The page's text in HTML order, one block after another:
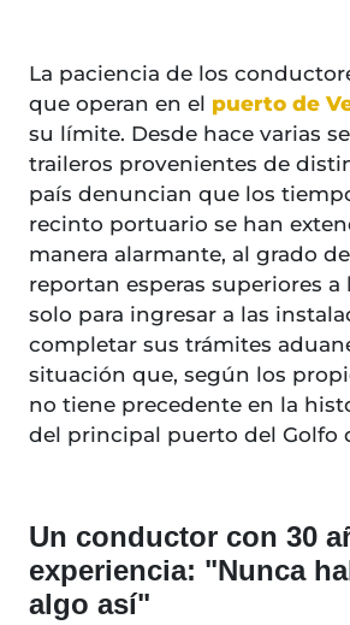
La paciencia de los
que operan en el puerto de
su límite. Desde hace varias
traileros provenientes de
país denuncian que los
recinto portuario se han
manera alarmante, al grado
reportan esperas superiores a
solo para ingresar a las
completar sus trámites
situación que, según los
no tiene precedente en la
del principal puerto del Golfo
Un conductor con 30
experiencia: "Nunca
algo así"